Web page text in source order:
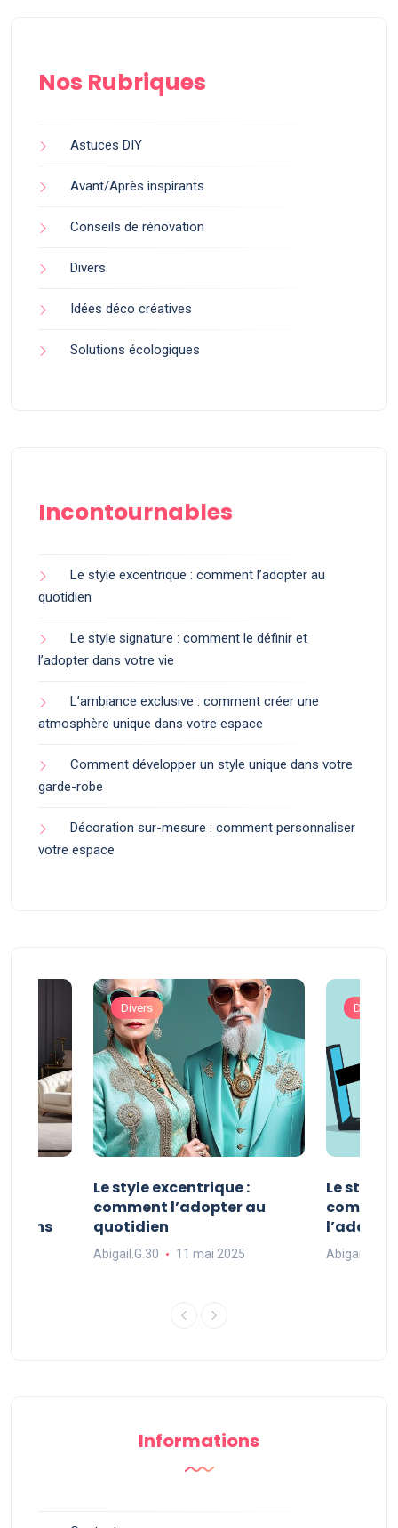
Nos Rubriques
Astuces DIY
Avant/Après inspirants
Conseils de rénovation
Divers
Idées déco créatives
Solutions écologiques
Incontournables
Le style excentrique : comment l’adopter au
quotidien
Le style signature : comment le définir et
l’adopter dans votre vie
L’ambiance exclusive : comment créer une
atmosphère unique dans votre espace
Comment développer un style unique dans votre
garde-robe
Décoration sur-mesure : comment personnaliser
votre espace
dans
Divers
Le style excentrique :
comment l’adopter au
quotidien
Abigail.G.30 11 mai 2025
Divers
Le style
Abigail.G.30
Informations